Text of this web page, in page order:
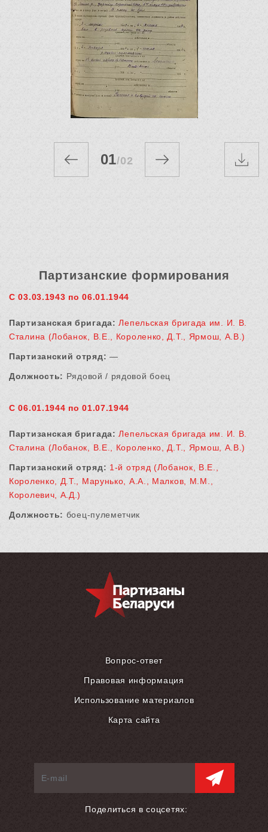
01/02
Партизанские формирования
С 03.03.1943 по 06.01.1944
Партизанская бригада: Лепельская бригада им. И. В.
Сталина (Лобанок, В.Е., Короленко, Д.Т., Ярмош, А.В.)
Партизанский отряд: —
Должность: Рядовой / рядовой боец
С 06.01.1944 по 01.07.1944
Партизанская бригада: Лепельская бригада им. И. В.
Сталина (Лобанок, В.Е., Короленко, Д.Т., Ярмош, А.В.)
Партизанский отряд: 1-й отряд (Лобанок, В.Е.,
Короленко, Д.Т., Марунько, А.А., Малков, М.М.,
Королевич, А.Д.)
Должность: боец-пулеметчик
Вопрос-ответ
Правовая информация
Использование материалов
Карта сайта
Поделиться в соцсетях: